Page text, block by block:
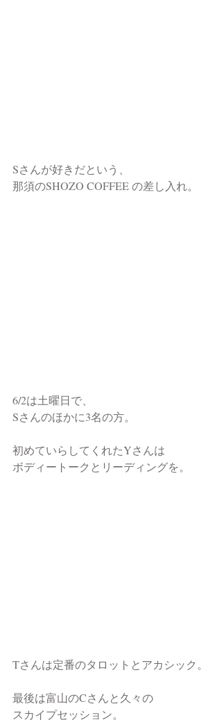
Sさんが好きだという、
那須のSHOZO COFFEE の差し入れ。
6/2は土曜日で、
Sさんのほかに3名の方。
初めていらしてくれたYさんは
ボディートークとリーディングを。
Tさんは定番のタロットとアカシック。
最後は富山のCさんと久々の
スカイプセッション。